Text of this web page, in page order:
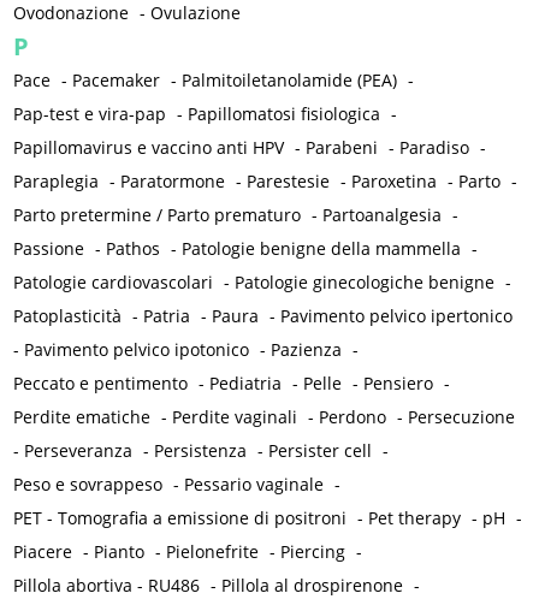
Ovodonazione -Ovulazione
P
Pace - Pacemaker - Palmitoiletanolamide (PEA) -
Pap-test e vira-pap - Papillomatosi fisiologica -
Papillomavirus e vaccino anti HPV - Parabeni - Paradiso -
Paraplegia - Paratormone - Parestesie - Paroxetina - Parto -
Parto pretermine / Parto prematuro - Partoanalgesia -
Passione - Pathos - Patologie benigne della mammella -
Patologie cardiovascolari - Patologie ginecologiche benigne -
Patoplasticità - Patria - Paura - Pavimento pelvico ipertonico
- Pavimento pelvico ipotonico - Pazienza -
Peccato e pentimento - Pediatria - Pelle - Pensiero -
Perdite ematiche - Perdite vaginali - Perdono - Persecuzione
- Perseveranza - Persistenza - Persister cell -
Peso e sovrappeso - Pessario vaginale -
PET - Tomografia a emissione di positroni - Pet therapy - pH -
Piacere - Pianto - Pielonefrite - Piercing -
Pillola abortiva - RU486 - Pillola al drospirenone -